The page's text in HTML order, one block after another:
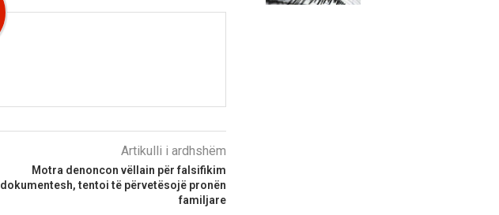
Artikulli i ardhshëm
Motra denoncon vëllain për falsifikim
dokumentesh, tentoi të përvetësojë pronën
familjare